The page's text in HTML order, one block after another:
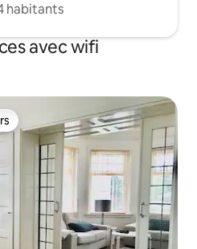
habitants
avec wifi
les plus appréciés